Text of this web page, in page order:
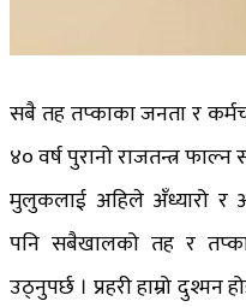
सबै तह तप्काका जनता र
४० वर्ष पुरानो राजतन्त्र
मुलुकलाई अहिले अँध्यारो र
पनि सबैखालको तह र
उठ्नुपर्छ । प्रहरी हाम्रो दुश्मन